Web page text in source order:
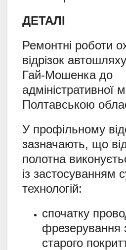
ДЕТАЛІ
Ремонтні роботи
відрізок
Гай-Мошенка до
адміністративної
Полтавською
У профільному
зазначають, що
полотна
із застосуванням
технологій:
спочатку
фрезерування
старого